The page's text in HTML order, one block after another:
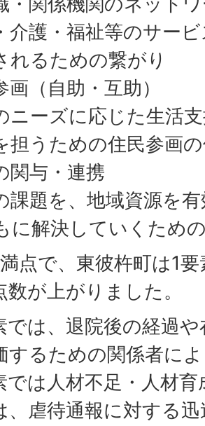
介護・福祉等のサー
れるための繋がり
画（自助・互助）
ニーズに応じた生活
担うための住民参画
関与・連携
課題を、地域資源を
に解決していくため
点で、東彼杵町は1
が上がりました。
では、退院後の経過
するための関係者に
では人材不足・人材
、虐待通報に対する